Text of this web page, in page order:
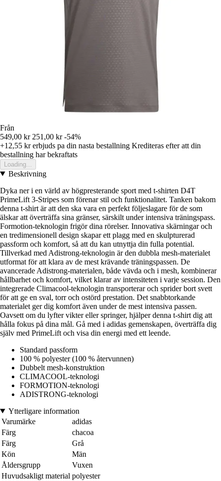
Från
549,00 kr 251,00 kr -54%
+12,55 krerbjuds pa din nasta bestallning Krediteras efter att din
bestallning har bekraftats
Loading...
Beskrivning
Dyka ner i en värld av högpresterande sport med t-shirten D4T
PrimeLift 3-Stripes som förenar stil och funktionalitet. Tanken bakom
denna t-shirt är att den ska vara en perfekt följeslagare för de som
älskar att överträffa sina gränser, särskilt under intensiva träningspass.
Formotion-teknologin frigör dina rörelser. Innovativa skärningar och
en tredimensionell design skapar ett plagg med en skulpturerad
passform och komfort, så att du kan utnyttja din fulla potential.
Tillverkad med Adistrong-teknologin är den dubbla mesh-materialet
utformat för att klara av de mest krävande träningspassen. De
avancerade Adistrong-materialen, både vävda och i mesh, kombinerar
hållbarhet och komfort, vilket klarar av intensiteten i varje session. Den
integrerade Climacool-teknologin transporterar och sprider bort svett
för att ge en sval, torr och ostörd prestation. Det snabbtorkande
materialet ger dig komfort även under de mest intensiva passen.
Oavsett om du lyfter vikter eller springer, hjälper denna t-shirt dig att
hålla fokus på dina mål. Gå med i adidas gemenskapen, överträffa dig
själv med PrimeLift och visa din energi med ett leende.
Standard passform
100 % polyester (100 % återvunnen)
Dubbelt mesh-konstruktion
CLIMACOOL-teknologi
FORMOTION-teknologi
ADISTRONG-teknologi
Ytterligare information
Varumärke
adidas
Färg
chacoa
Färg
Grå
Kön
Män
Åldersgrupp
Vuxen
Huvudsakligt material polyester